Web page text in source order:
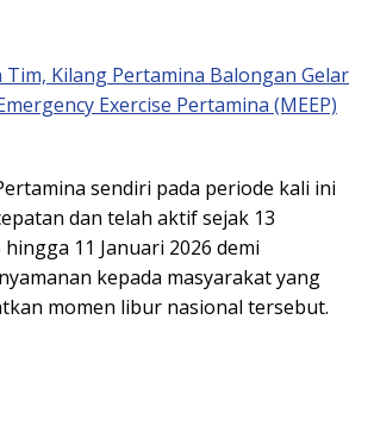
Tim, Kilang Pertamina Balongan Gelar
Exercise Pertamina (MEEP)
sendiri pada periode kali ini
dan telah aktif sejak 13
11 Januari 2026 demi
kepada masyarakat yang
momen libur nasional tersebut.